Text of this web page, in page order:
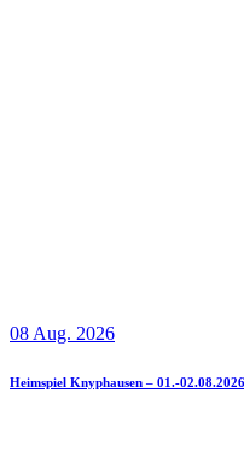
08 Aug. 2026
Heimspiel Knyphausen – 01.-